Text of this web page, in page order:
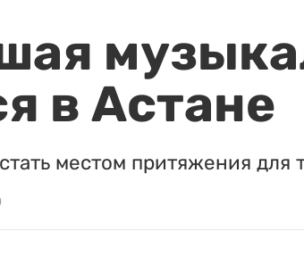
в Астане
местом притяжения для